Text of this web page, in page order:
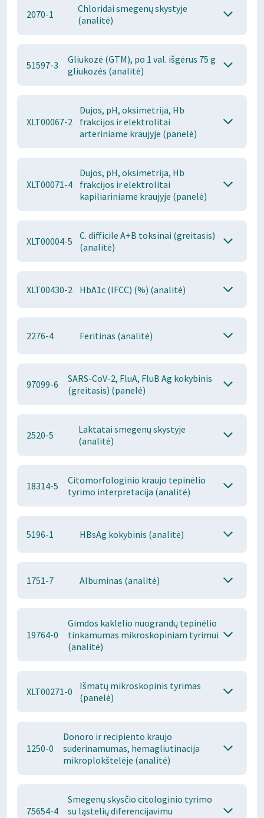
2070-1
Chloridai smegenų skystyje
(analitė)
51597-3
Gliukozė (GTM), po 1 val. išgėrus 75 g
gliukozės (analitė)
XLT00067-2
Dujos, pH, oksimetrija, Hb
frakcijos ir elektrolitai
arteriniame kraujyje (panelė)
XLT00071-4
Dujos, pH, oksimetrija, Hb
frakcijos ir elektrolitai
kapiliariniame kraujyje (panelė)
XLT00004-5
C. difficile A+B toksinai (greitasis)
(analitė)
XLT00430-2 HbA1c (IFCC) (%) (analitė)
2276-4 Feritinas (analitė)
97099-6
SARS-CoV-2, FluA, FluB Ag kokybinis
(greitasis) (panelė)
2520-5
Laktatai smegenų skystyje
(analitė)
18314-5
Citomorfologinio kraujo tepinėlio
tyrimo interpretacija (analitė)
5196-1 HBsAg kokybinis (analitė)
1751-7 Albuminas (analitė)
19764-0
Gimdos kaklelio nuograndų tepinėlio
tinkamumas mikroskopiniam tyrimui
(analitė)
XLT00271-0
Išmatų mikroskopinis tyrimas
(panelė)
1250-0
Donoro ir recipiento kraujo
suderinamumas, hemagliutinacija
mikroplokštelėje (analitė)
75654-4
Smegenų skysčio citologinio tyrimo
su ląstelių diferencijavimu